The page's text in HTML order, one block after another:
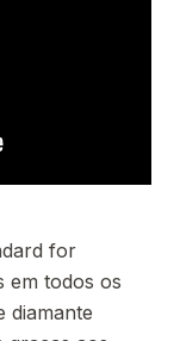
for
em todos os
diamante